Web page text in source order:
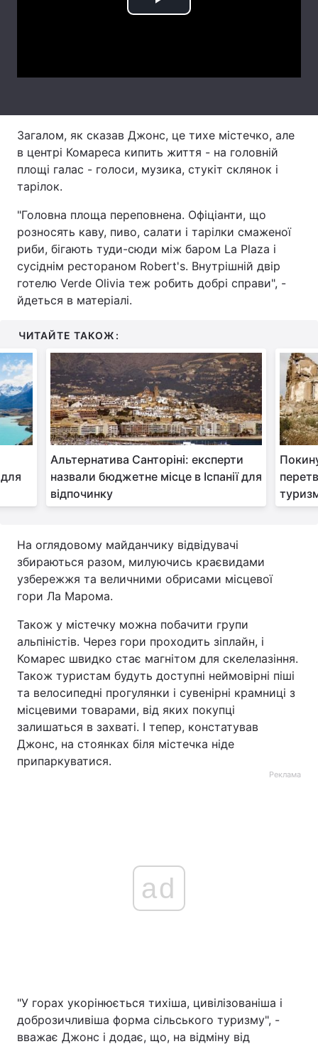
Play
Загалом, як сказав Джонс, це тихе містечко, але
в центрі Комареса кипить життя - на головній
площі галас - голоси, музика, стукіт склянок і
тарілок.
"Головна площа переповнена. Офіціанти, що
розносять каву, пиво, салати і тарілки смаженої
риби, бігають туди-сюди між баром La Plaza і
сусіднім рестораном Robert's. Внутрішній двір
готелю Verde Olivia теж робить добрі справи", -
йдеться в матеріалі.
ЧИТАЙТЕ ТАКОЖ:
Альтернатива Санторіні: експерти
назвали бюджетне місце в Іспанії для
відпочинку
На оглядовому майданчику відвідувачі
збираються разом, милуючись краєвидами
узбережжя та величними обрисами місцевої
гори Ла Марома.
Також у містечку можна побачити групи
альпіністів. Через гори проходить зіплайн, і
Комарес швидко стає магнітом для скелелазіння.
Також туристам будуть доступні неймовірні піші
та велосипедні прогулянки і сувенірні крамниці з
місцевими товарами, від яких покупці
залишаться в захваті. І тепер, констатував
Джонс, на стоянках біля містечка ніде
припаркуватися.
Реклама
ad
"У горах укорінюється тихіша, цивілізованіша і
доброзичливіша форма сільського туризму", -
вважає Джонс і додає, що, на відміну від